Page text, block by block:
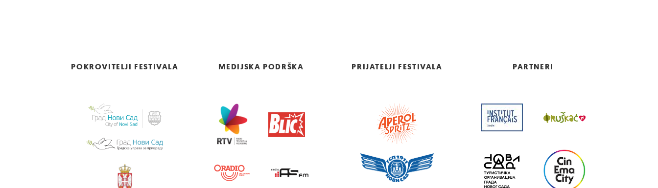
POKROVITELJI FESTIVALA MEDIJSKA PODRŠKA PRIJATELJI FESTIVALA PARTNERI